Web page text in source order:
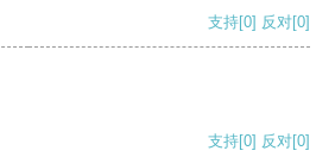
支持[0] 反对[0]
支持[0] 反对[0]